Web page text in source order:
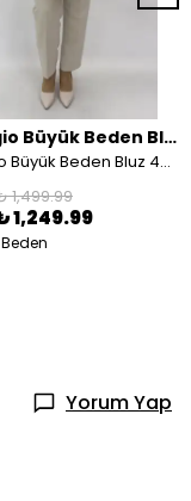
Miraggio Büyük Beden Bluz
Miraggio Büyük Beden Bluz 4652
1,499.99
1,249.99
Yorum Yap